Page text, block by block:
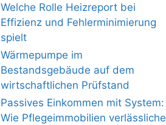
Welche Rolle Heizreport bei
Effizienz und Fehlerminimierung
spielt
Wärmepumpe im
Bestandsgebäude auf dem
wirtschaftlichen Prüfstand
Passives Einkommen mit System:
Wie Pflegeimmobilien verlässliche